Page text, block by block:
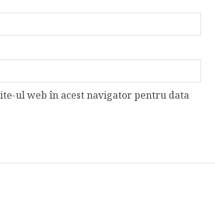
ul web în acest navigator pentru data